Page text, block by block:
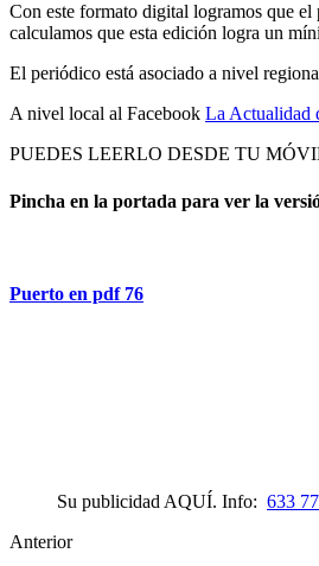
Con este formato digital logramos que el
calculamos que esta edición logra un
El periódico está asociado a nivel
A nivel local al Facebook La Actualidad
PUEDES LEERLO DESDE TU
Pincha en la portada para ver la
Puerto en pdf 76
Su publicidad AQUÍ. Info: 633
Anterior